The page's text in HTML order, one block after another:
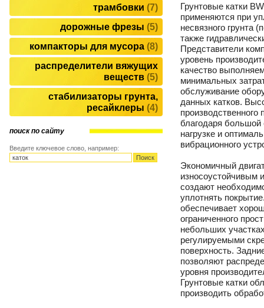
трамбовки 7
дорожные фрезы 5
компакторы для мусора 8
распределители вяжущих
веществ 5
стабилизаторы грунта,
ресайклеры 4
поиск по сайту
Введите ключевое слово, например:
Грунтовые катки
применяются при
несвязного грунта
также
Представители
уровень
качество
минимальных
обслуживание
данных катков.
производственного
благодаря большой
нагрузке и
вибрационного
Экономичный
износоустойчивым
создают
уплотнять
обеспечивает
ограниченного
небольших
регулируемыми
поверхность.
позволяют
уровня
Грунтовые катки
производить